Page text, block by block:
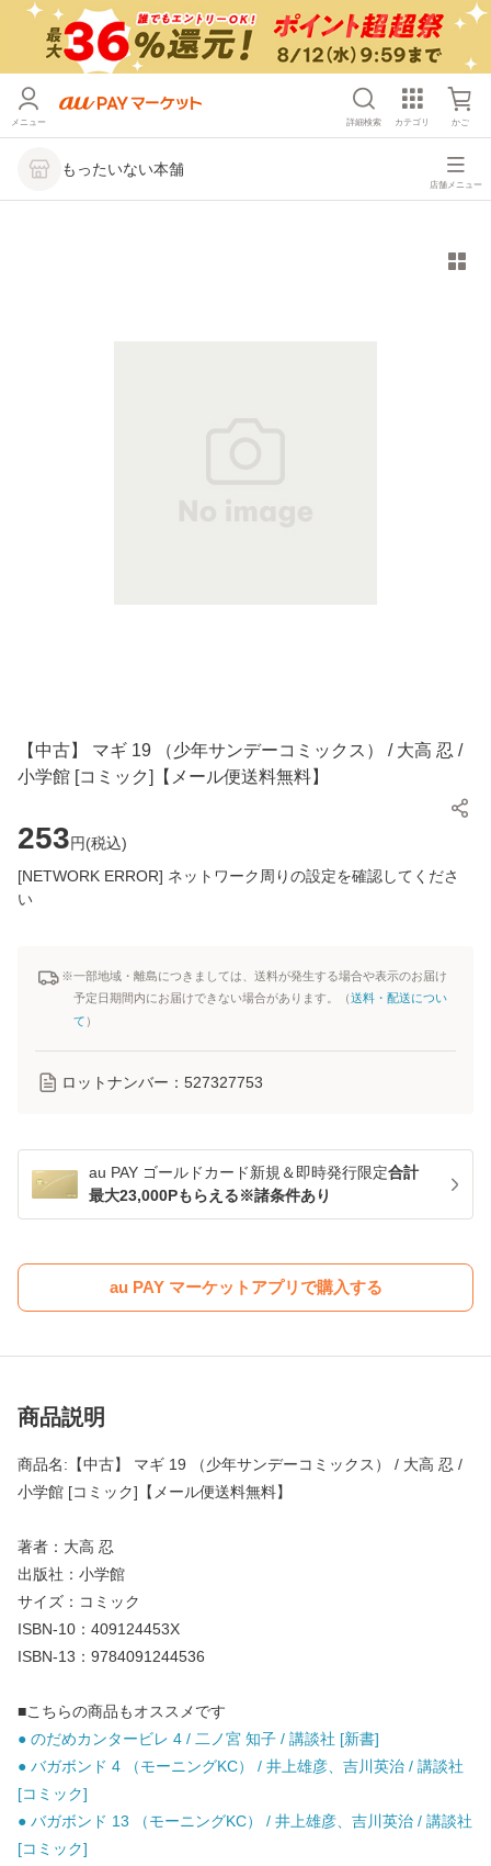
メニュー 詳細検索 カテゴリ かご
もったいない本舗
店舗メニュー
【中古】 マギ 19 （少年サンデーコミックス） / 大高 忍 /
小学館 [コミック]【メール便送料無料】
253円(税込)
[NETWORK ERROR] ネットワーク周りの設定を確認してくださ
い
※一部地域・離島につきましては、送料が発生する場合や表示のお届け
予定日期間内にお届けできない場合があります。（送料・配送につい
て ）
ロットナンバー： 527327753
au PAY ゴールドカード新規＆即時発行限定合計
最大23,000Pもらえる※諸条件あり
au PAY マーケットアプリで購入する
商品説明
商品名:【中古】 マギ 19 （少年サンデーコミックス） / 大高 忍 /
小学館 [コミック]【メール便送料無料】
著者：大高 忍
出版社：小学館
サイズ：コミック
ISBN-10：409124453X
ISBN-13：9784091244536
■こちらの商品もオススメです
● のだめカンタービレ 4 / 二ノ宮 知子 / 講談社 [新書]
● バガボンド 4 （モーニングKC） / 井上雄彦、吉川英治 / 講談社
[コミック]
● バガボンド 13 （モーニングKC） / 井上雄彦、吉川英治 / 講談社
[コミック]